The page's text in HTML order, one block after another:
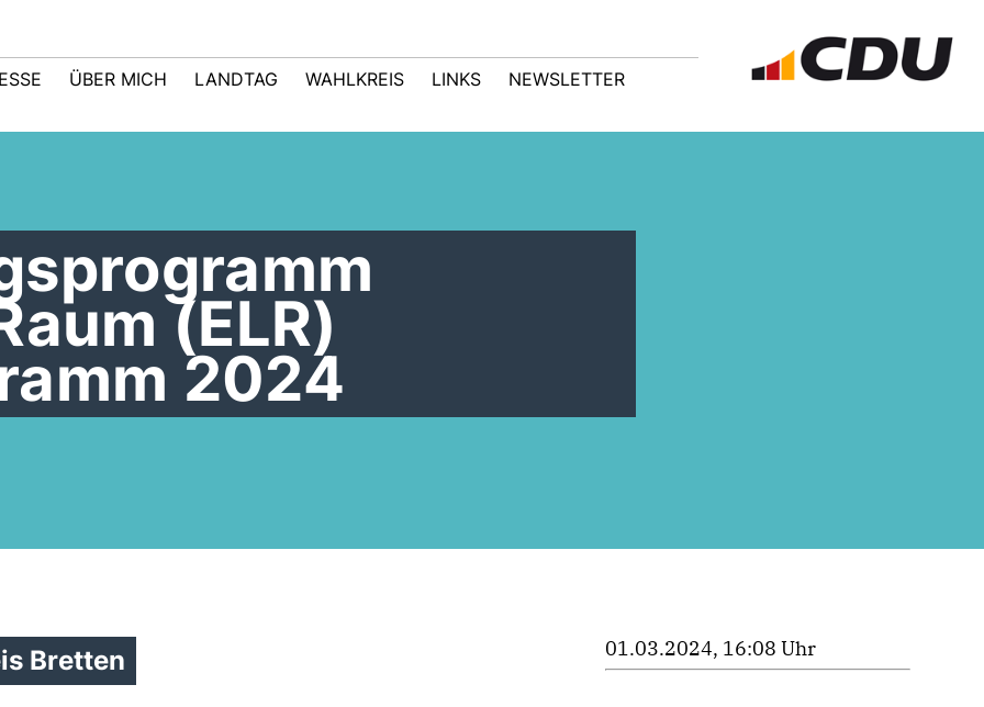
ÜBER MICH LANDTAG WAHLKREIS LINKS NEWSLETTER
(ELR)
2024
Bretten 01.03.2024, 16:08 Uhr